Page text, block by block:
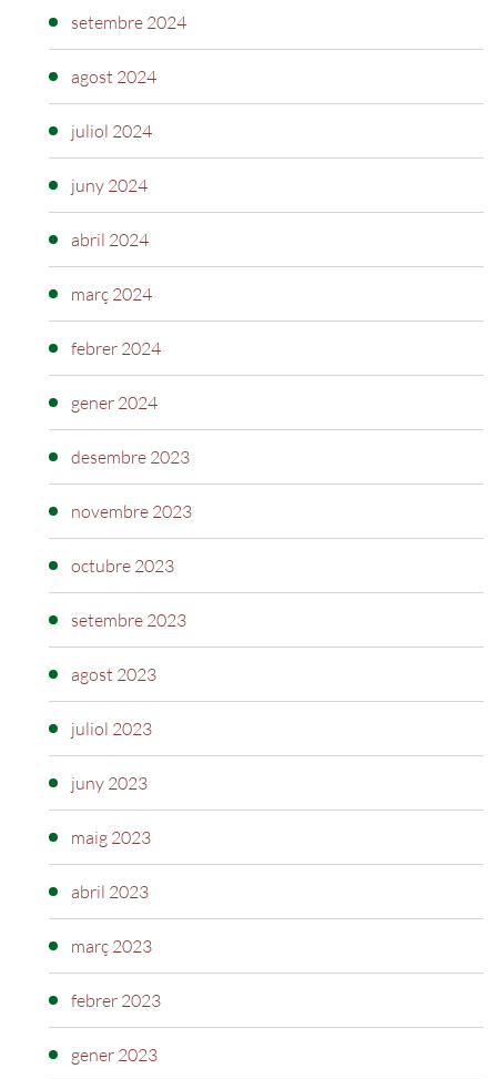
setembre 2024
agost 2024
juliol 2024
juny 2024
abril 2024
març 2024
febrer 2024
gener 2024
desembre 2023
novembre 2023
octubre 2023
setembre 2023
agost 2023
juliol 2023
juny 2023
maig 2023
abril 2023
març 2023
febrer 2023
gener 2023